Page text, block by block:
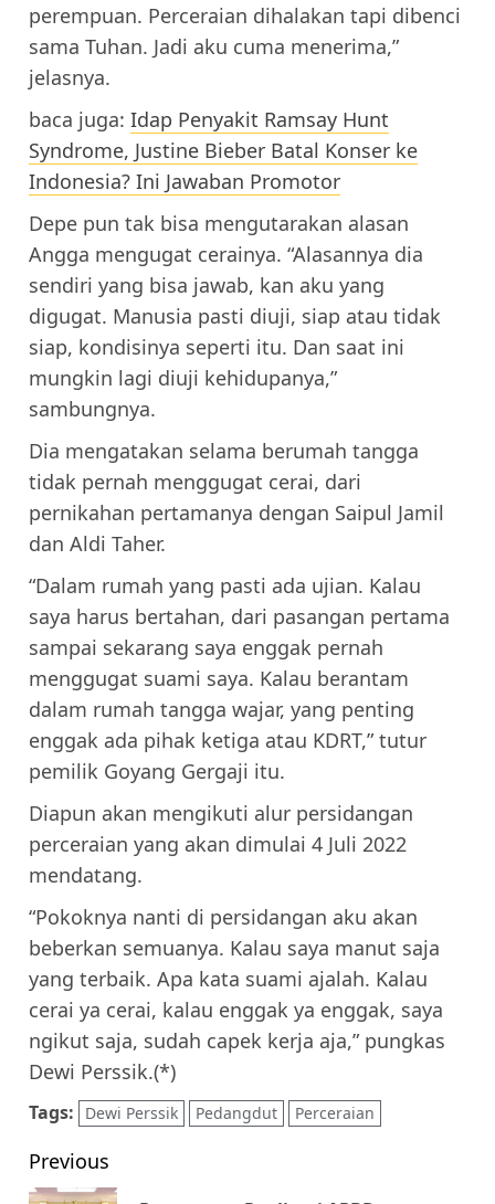
perempuan. Perceraian dihalakan tapi dibenci
sama Tuhan. Jadi aku cuma menerima,”
jelasnya.
baca juga: Idap Penyakit Ramsay Hunt
Syndrome, Justine Bieber Batal Konser ke
Indonesia? Ini Jawaban Promotor
Depe pun tak bisa mengutarakan alasan
Angga mengugat cerainya. “Alasannya dia
sendiri yang bisa jawab, kan aku yang
digugat. Manusia pasti diuji, siap atau tidak
siap, kondisinya seperti itu. Dan saat ini
mungkin lagi diuji kehidupanya,”
sambungnya.
Dia mengatakan selama berumah tangga
tidak pernah menggugat cerai, dari
pernikahan pertamanya dengan Saipul Jamil
dan Aldi Taher.
“Dalam rumah yang pasti ada ujian. Kalau
saya harus bertahan, dari pasangan pertama
sampai sekarang saya enggak pernah
menggugat suami saya. Kalau berantam
dalam rumah tangga wajar, yang penting
enggak ada pihak ketiga atau KDRT,” tutur
pemilik Goyang Gergaji itu.
Diapun akan mengikuti alur persidangan
perceraian yang akan dimulai 4 Juli 2022
mendatang.
“Pokoknya nanti di persidangan aku akan
beberkan semuanya. Kalau saya manut saja
yang terbaik. Apa kata suami ajalah. Kalau
cerai ya cerai, kalau enggak ya enggak, saya
ngikut saja, sudah capek kerja aja,” pungkas
Dewi Perssik.(*)
Tags: Dewi Perssik Pedangdut Perceraian
Post
Previous